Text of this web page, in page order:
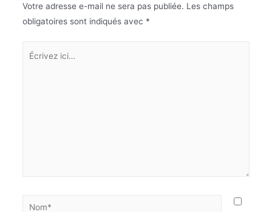
Votre adresse e-mail ne sera pas publiée. Les champs
obligatoires sont indiqués avec *